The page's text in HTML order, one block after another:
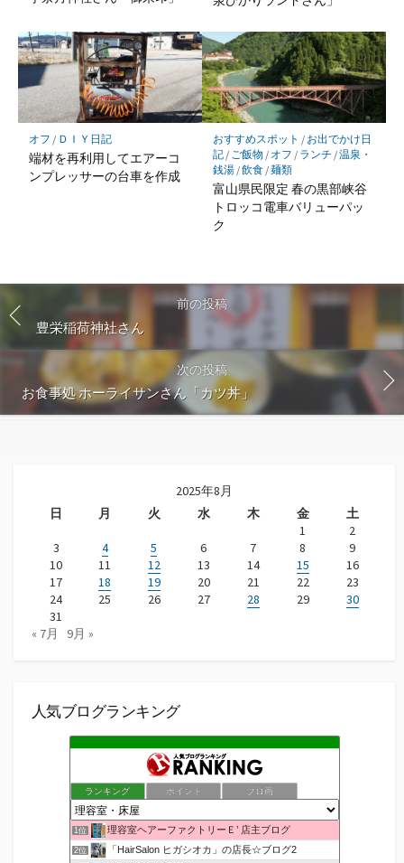
オフ / ＤＩＹ日記
端材を再利用してエアーコ
ンプレッサーの台車を作成
おすすめスポット / お出でかけ日
記/ ご飯物 / オフ / ランチ /温泉・
銭湯/飲食/麺類
富山県民限定 春の黒部峡谷
トロッコ電車バリューパッ
ク
前の投稿
豊栄稲荷神社さん
次の投稿
お食事処 ホーライサンさん「カツ丼」
2025年8月
日
月 火 水 木 金
土
1
2
3
4 5 6 7 8
9
10
11 12 13 14 15
16
17
18 19 20 21 22
23
24
25 26 27 28 29
30
31
« 7月
9月 »
人気ブログランキング
ランキング ポイント ブロ画
1位 理容室ヘアーファクトリーＥ’ 店主ブログ
2位 「HairSalon ヒガシオカ」の店長☆ブログ2